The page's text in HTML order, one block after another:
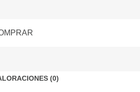
(0)